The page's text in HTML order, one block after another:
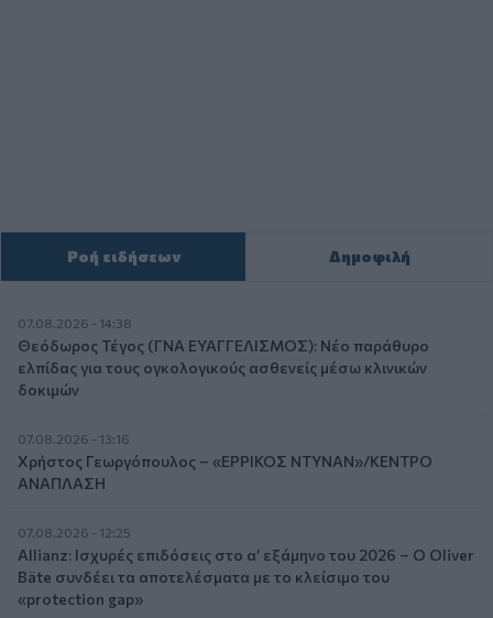
Ροή ειδήσεων Δημοφιλή
07.08.2026 - 14:38
Θεόδωρος Τέγος (ΓΝΑ ΕΥΑΓΓΕΛΙΣΜΟΣ): Νέο παράθυρο
ελπίδας για τους ογκολογικούς ασθενείς μέσω κλινικών
δοκιμών
07.08.2026 - 13:16
Χρήστος Γεωργόπουλος – «ΕΡΡΙΚΟΣ ΝΤΥΝΑΝ»/ΚΕΝΤΡΟ
ΑΝΑΠΛΑΣΗ
07.08.2026 - 12:25
Allianz: Ισχυρές επιδόσεις στο α’ εξάμηνο του 2026 – Ο Oliver
Bäte συνδέει τα αποτελέσματα με το κλείσιμο του
«protection gap»